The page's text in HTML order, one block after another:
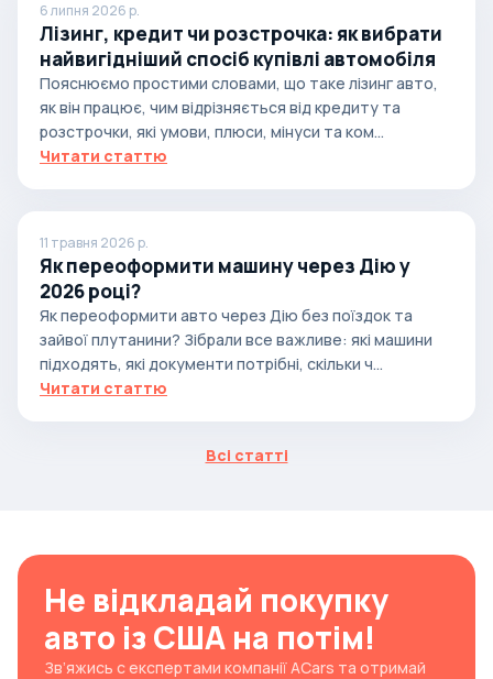
6 липня 2026 р.
Лізинг, кредит чи розстрочка: як вибрати
найвигідніший спосіб купівлі автомобіля
Пояснюємо простими словами, що таке лізинг авто,
як він працює, чим відрізняється від кредиту та
розстрочки, які умови, плюси, мінуси та ком...
Читати статтю
11 травня 2026 р.
Як переоформити машину через Дію у
2026 році?
Як переоформити авто через Дію без поїздок та
зайвої плутанини? Зібрали все важливе: які машини
підходять, які документи потрібні, скільки ч...
Читати статтю
Всі статті
Не відкладай покупку
авто із США на потім!
Зв’яжись с експертами компанії ACars та отримай